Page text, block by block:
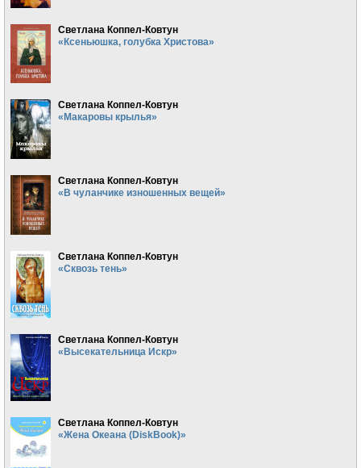
Светлана Коппел-Ковтун
«Ксеньюшка, голубка Христова»
Светлана Коппел-Ковтун
«Макаровы крылья»
Светлана Коппел-Ковтун
«В чуланчике изношенных вещей»
Светлана Коппел-Ковтун
«Сквозь тень»
Светлана Коппел-Ковтун
«Высекательница Искр»
Светлана Коппел-Ковтун
«Жена Океана (DiskBook)»